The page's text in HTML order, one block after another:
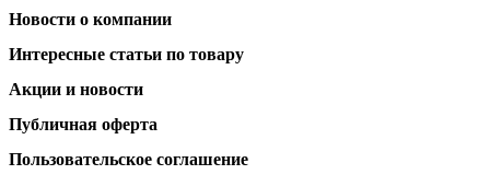
Новости о компании
Интересные статьи по товару
Акции и новости
Публичная оферта
Пользовательское соглашение